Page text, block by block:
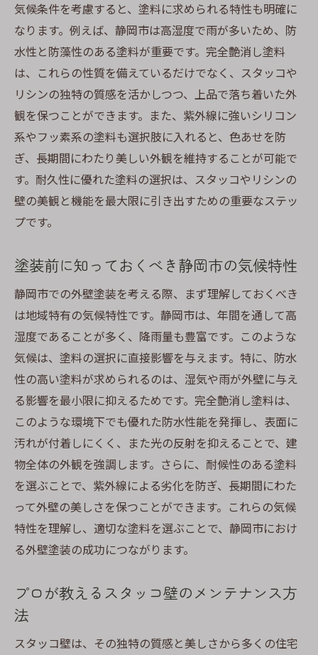
気候条件を考慮すると、塗料に求められる特性も明確に
なります。例えば、静岡市は高湿度で雨が多いため、防
水性と防藻性のある塗料が重要です。完全艶消し塗料
は、これらの性質を備えているだけでなく、スタッコや
リシンの独特の質感を活かしつつ、上品で落ち着いた外
観を保つことができます。また、紫外線に強いシリコン
系やフッ素系の塗料も選択肢に入れると、色あせを防
ぎ、長期間にわたり美しい外観を維持することが可能で
す。耐久性に優れた塗料の選択は、スタッコやリシンの
壁の美観と機能を最大限に引き出すための重要なステッ
プです。
塗装前に知っておくべき静岡市の気候特性
静岡市での外壁塗装を考える際、まず理解しておくべき
は地域特有の気候特性です。静岡市は、年間を通して高
湿度であることが多く、降雨量も豊富です。このような
気候は、塗料の選択に直接影響を与えます。特に、防水
性の高い塗料が求められるのは、湿気や雨が外壁に与え
る影響を最小限に抑えるためです。完全艶消し塗料は、
このような環境下でも優れた防水性能を発揮し、表面に
汚れが付着しにくく、また光の反射を抑えることで、建
物全体の外観を強調します。さらに、耐候性のある塗料
を選ぶことで、紫外線による劣化を防ぎ、長期間にわた
って外壁の美しさを保つことができます。これらの気候
特性を理解し、適切な塗料を選ぶことで、静岡市におけ
る外壁塗装の成功につながります。
プロが教えるスタッコ壁のメンテナンス方
法
スタッコ壁は、その独特の質感と美しさから多くの住宅